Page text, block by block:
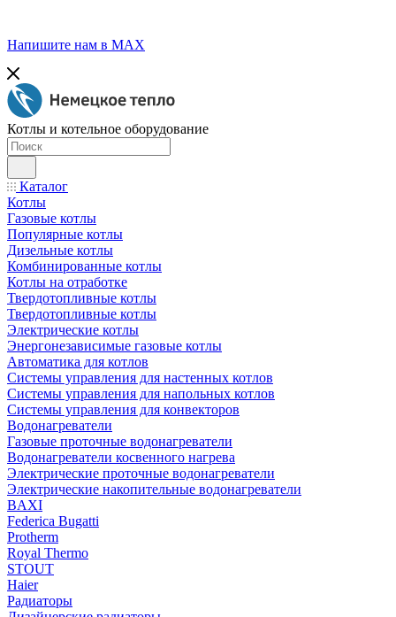
Напишите нам в МАХ
Котлы и котельное оборудование
Каталог
Котлы
Газовые котлы
Популярные котлы
Дизельные котлы
Комбинированные котлы
Котлы на отработке
Твердотопливные котлы
Твердотопливные котлы
Электрические котлы
Энергонезависимые газовые котлы
Автоматика для котлов
Системы управления для настенных котлов
Системы управления для напольных котлов
Системы управления для конвекторов
Водонагреватели
Газовые проточные водонагреватели
Водонагреватели косвенного нагрева
Электрические проточные водонагреватели
Электрические накопительные водонагреватели
BAXI
Federica Bugatti
Protherm
Royal Thermo
STOUT
Haier
Радиаторы